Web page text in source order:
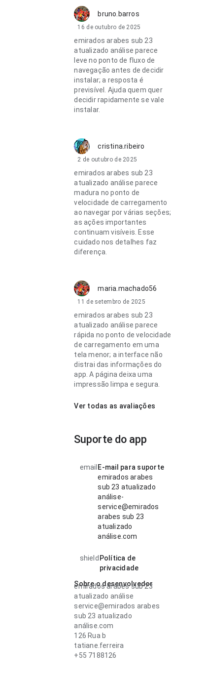
bruno.barros
16 de outubro de 2025
emirados arabes sub 23
atualizado análise parece
leve no ponto de fluxo de
navegação antes de decidir
instalar; a resposta é
previsível. Ajuda quem quer
decidir rapidamente se vale
instalar.
cristina.ribeiro
2 de outubro de 2025
emirados arabes sub 23
atualizado análise parece
madura no ponto de
velocidade de carregamento
ao navegar por várias seções;
as ações importantes
continuam visíveis. Esse
cuidado nos detalhes faz
diferença.
maria.machado56
11 de setembro de 2025
emirados arabes sub 23
atualizado análise parece
rápida no ponto de velocidade
de carregamento em uma
tela menor; a interface não
distrai das informações do
app. A página deixa uma
impressão limpa e segura.
Ver todas as avaliações
Suporte do app
email E-mail para suporte
emirados arabes
sub 23 atualizado
análise-
service@emirados
arabes sub 23
atualizado
análise.com
shield Política de
privacidade
Sobre o desenvolvedor
emirados arabes sub 23
atualizado análise
service@emirados arabes
sub 23 atualizado
análise.com
126 Rua b
tatiane.ferreira
+55 7188126